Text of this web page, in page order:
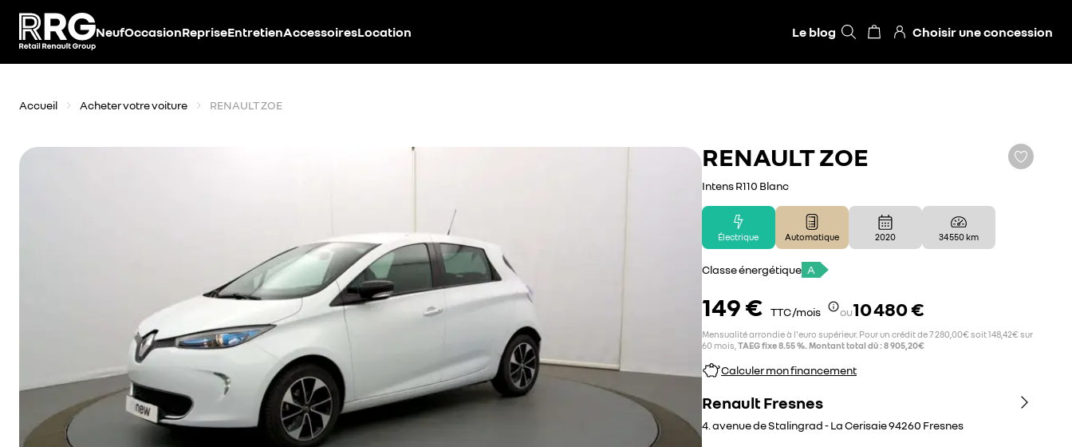
NeufOccasionRepriseEntretienAccessoiresLocation Le blog Choisir une concession
Accueil Acheter votre voiture RENAULT ZOE
RENAULTZOE
Intens R110 Blanc
Électrique Automatique 2020 34 550 km
Classe énergétique A
149 € TTC /mois ou10 480 €
Mensualité arrondie à l'euro supérieur. Pour un crédit de 7 280,00€ soit 148,42€ sur
60 mois, TAEG fixe 8.55 %. Montant total dû : 8 905,20€
Calculer mon financement
Renault Fresnes
4. avenue de Stalingrad - La Cerisaie94260 Fresnes